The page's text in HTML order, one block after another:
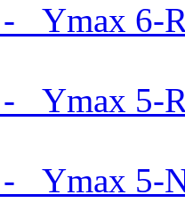
Ymax 6-
Ymax 5-
Ymax 5-